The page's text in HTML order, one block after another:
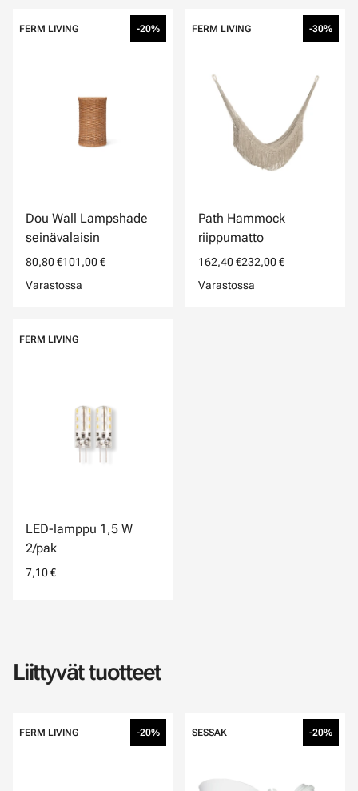
FERM LIVING -20%
Dou Wall Lampshade
seinävalaisin
80,80 €101,00 €
Varastossa
FERM LIVING -30%
Path Hammock
riippumatto
162,40 €232,00 €
Varastossa
FERM LIVING
LED-lamppu 1,5 W
2/pak
7,10 €
Liittyvät tuotteet
FERM LIVING -20% SESSAK -20%